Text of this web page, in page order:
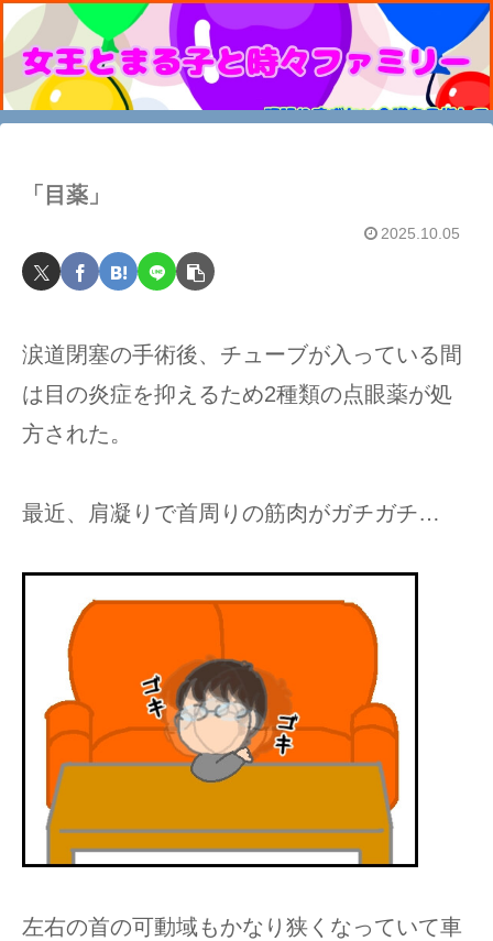
「目薬」
2025.10.05
涙道閉塞の手術後、チューブが入っている間
は目の炎症を抑えるため2種類の点眼薬が処
方された。
最近、肩凝りで首周りの筋肉がガチガチ…
左右の首の可動域もかなり狭くなっていて車